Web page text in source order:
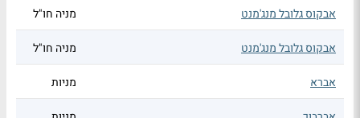
אבקוס גלובל מנג'מנט מניה חו"ל
אבקוס גלובל מנג'מנט מניה חו"ל
אברא מניות